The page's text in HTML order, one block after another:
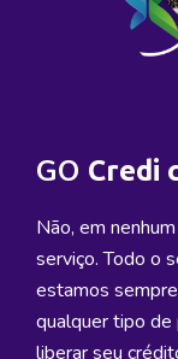
GO Credi
Não, em
serviço. Todo o
estamos
qualquer tipo de
liberar seu